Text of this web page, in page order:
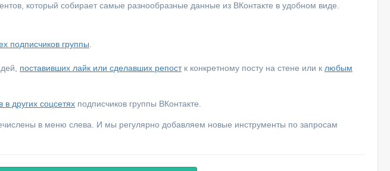
который собирает самые разнообразные данные из ВКонтакте в удобном виде.
подписчиков группы
поставивших лайк или сделавших репостк конкретному посту на стене или к любым
в других соцсетях подписчиков группы ВКонтакте.
в меню слева. И мы регулярно добавляем новые инструменты по запросам